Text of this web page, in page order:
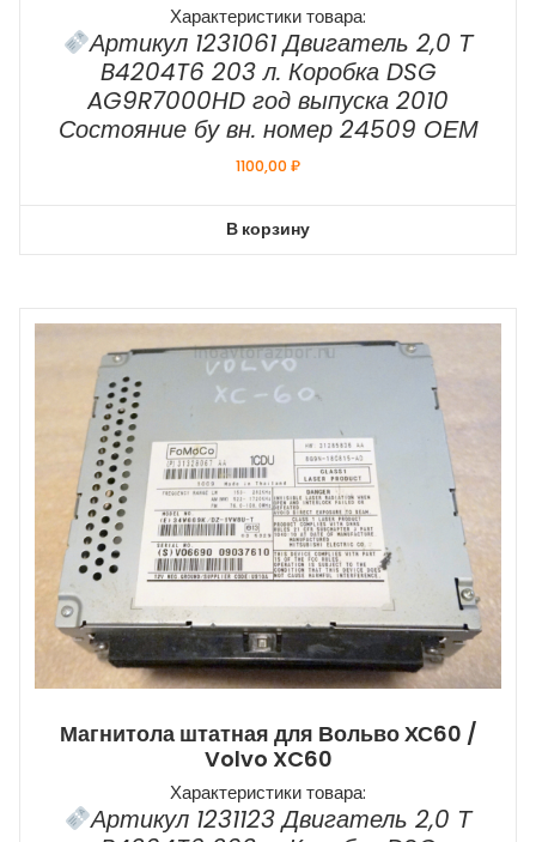
Характеристики товара:
Артикул 1231061 Двигатель 2,0 Т
B4204T6 203 л. Коробка DSG
AG9R7000HD год выпуска 2010
Состояние бу вн. номер 24509 ОЕМ
1100,00₽
В корзину
Магнитола штатная для Вольво ХС60 /
Volvo XC60
Характеристики товара:
Артикул 1231123 Двигатель 2,0 Т